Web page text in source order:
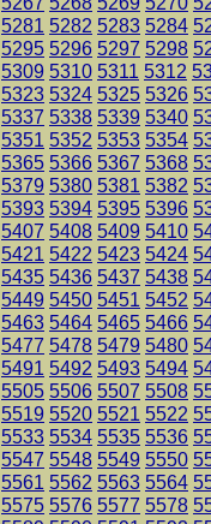
5281 5282 5283 5284
5295 5296 5297 5298
5309 5310 5311 5312
5323 5324 5325 5326
5337 5338 5339 5340
5351 5352 5353 5354
5365 5366 5367 5368
5379 5380 5381 5382
5393 5394 5395 5396
5407 5408 5409 5410
5421 5422 5423 5424
5435 5436 5437 5438
5449 5450 5451 5452
5463 5464 5465 5466
5477 5478 5479 5480
5491 5492 5493 5494
5505 5506 5507 5508
5519 5520 5521 5522
5533 5534 5535 5536
5547 5548 5549 5550
5561 5562 5563 5564
5575 5576 5577 5578